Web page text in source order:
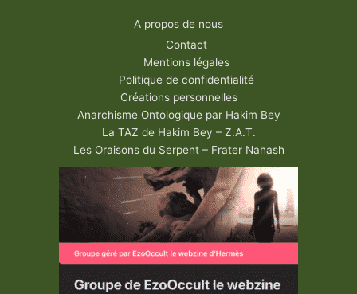
A propos de nous
Contact
Mentions légales
Politique de confidentialité
Créations personnelles
Anarchisme Ontologique par Hakim Bey
La TAZ de Hakim Bey – Z.A.T.
Les Oraisons du Serpent – Frater Nahash